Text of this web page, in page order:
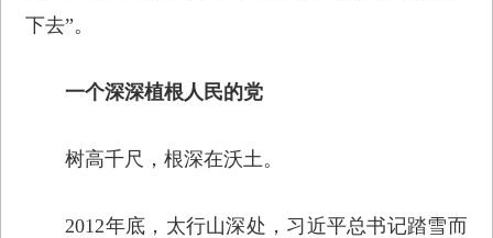
下去”。
一个深深植根人民的党
树高千尺，根深在沃土。
2012年底，太行山深处，习近平总书记踏雪而